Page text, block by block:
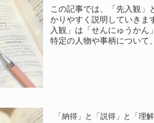
この記事では、「先入観」
かりやすく説明していきま
入観」は「せんにゅうかん
特定の人物や事柄について
「納得」と「説得」と「理